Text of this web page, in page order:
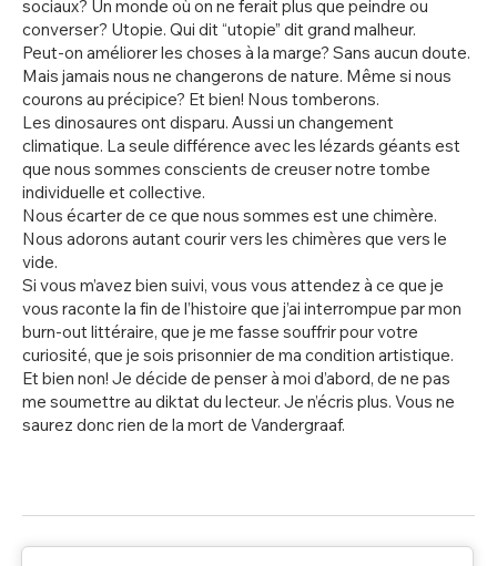
sociaux? Un monde où on ne ferait plus que peindre ou
converser? Utopie. Qui dit “utopie” dit grand malheur.
Peut-on améliorer les choses à la marge? Sans aucun doute.
Mais jamais nous ne changerons de nature. Même si nous
courons au précipice? Et bien! Nous tomberons.
Les dinosaures ont disparu. Aussi un changement
climatique. La seule différence avec les lézards géants est
que nous sommes conscients de creuser notre tombe
individuelle et collective.
Nous écarter de ce que nous sommes est une chimère.
Nous adorons autant courir vers les chimères que vers le
vide.
Si vous m’avez bien suivi, vous vous attendez à ce que je
vous raconte la fin de l’histoire que j’ai interrompue par mon
burn-out littéraire, que je me fasse souffrir pour votre
curiosité, que je sois prisonnier de ma condition artistique.
Et bien non! Je décide de penser à moi d’abord, de ne pas
me soumettre au diktat du lecteur. Je n’écris plus. Vous ne
saurez donc rien de la mort de Vandergraaf.